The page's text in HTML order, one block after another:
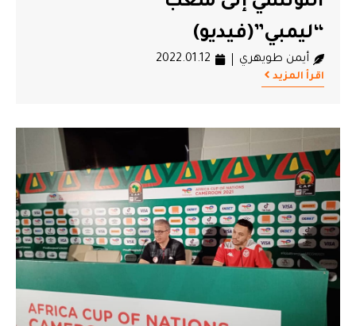
“ليمبي”(فيديو)
أيمن طويهري 2022.01.12
اقرأ المزيد